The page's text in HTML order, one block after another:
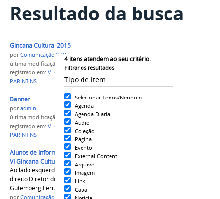
Resultado da busca
4itens atendem ao seu critério.
Filtrar os resultados
Tipo de item
Selecionar Todos/Nenhum
Agenda
Agenda Diaria
Audio
Coleção
Página
Evento
External Content
Arquivo
Imagem
Link
Capa
Gincana Cultural 2015
porComunicação CPR
última modificação
em 19/08/2015 11h43
registrado em: VI GINCANA, Cultura,IFAM
PARINTINS
Banner
poradmin
última modificação
em 18/08/2015 13h20
registrado em: VI GINCANA,Cultura
PARINTINS
Alunos de Informática comemoram a vitória na
VI Gincana Cultura
Ao lado esquerdo Aluno de Informática , ao lado
direito Diretor do IFAM Campus Parintins
Gutemberg Ferraro
porComunicação CPR